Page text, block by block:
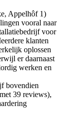
Appelhôf 1)
vooral naar
voor
klanten
oplossen
er daarnaast
werken en
bovendien
39 reviews),